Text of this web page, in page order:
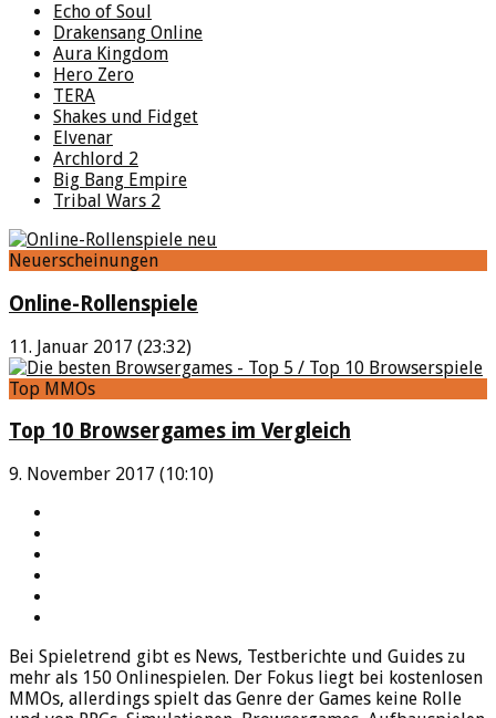
Echo of Soul
Drakensang Online
Aura Kingdom
Hero Zero
TERA
Shakes und Fidget
Elvenar
Archlord 2
Big Bang Empire
Tribal Wars 2
Neuerscheinungen
Online-Rollenspiele
11. Januar 2017 (23:32)
Top MMOs
Top 10 Browsergames im Vergleich
9. November 2017 (10:10)
Bei Spieletrend gibt es News, Testberichte und Guides zu
mehr als 150 Onlinespielen. Der Fokus liegt bei kostenlosen
MMOs, allerdings spielt das Genre der Games keine Rolle